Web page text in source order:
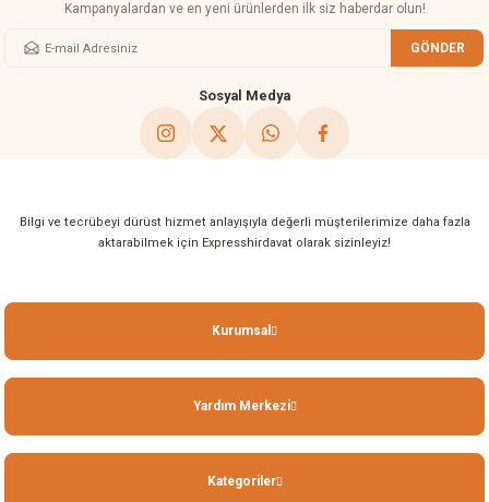
Kampanyalardan ve en yeni ürünlerden ilk siz haberdar olun!
GÖNDER
Sosyal Medya
Bilgi ve tecrübeyi dürüst hizmet anlayışıyla değerli müşterilerimize daha fazla
aktarabilmek için Expresshirdavat olarak sizinleyiz!
Kurumsal
Yardım Merkezi
Kategoriler